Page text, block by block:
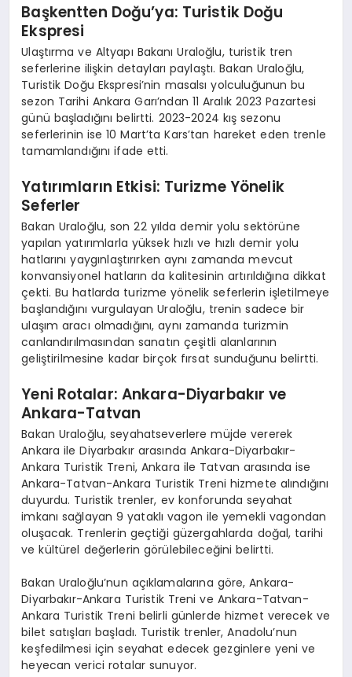
Başkentten Doğu’ya: Turistik Doğu
Ekspresi
Ulaştırma ve Altyapı Bakanı Uraloğlu, turistik tren
seferlerine ilişkin detayları paylaştı. Bakan Uraloğlu,
Turistik Doğu Ekspresi’nin masalsı yolculuğunun bu
sezon Tarihi Ankara Garı’ndan 11 Aralık 2023 Pazartesi
günü başladığını belirtti. 2023-2024 kış sezonu
seferlerinin ise 10 Mart’ta Kars’tan hareket eden trenle
tamamlandığını ifade etti.
Yatırımların Etkisi: Turizme Yönelik
Seferler
Bakan Uraloğlu, son 22 yılda demir yolu sektörüne
yapılan yatırımlarla yüksek hızlı ve hızlı demir yolu
hatlarını yaygınlaştırırken aynı zamanda mevcut
konvansiyonel hatların da kalitesinin artırıldığına dikkat
çekti. Bu hatlarda turizme yönelik seferlerin işletilmeye
başlandığını vurgulayan Uraloğlu, trenin sadece bir
ulaşım aracı olmadığını, aynı zamanda turizmin
canlandırılmasından sanatın çeşitli alanlarının
geliştirilmesine kadar birçok fırsat sunduğunu belirtti.
Yeni Rotalar: Ankara-Diyarbakır ve
Ankara-Tatvan
Bakan Uraloğlu, seyahatseverlere müjde vererek
Ankara ile Diyarbakır arasında Ankara-Diyarbakır-
Ankara Turistik Treni, Ankara ile Tatvan arasında ise
Ankara-Tatvan-Ankara Turistik Treni hizmete alındığını
duyurdu. Turistik trenler, ev konforunda seyahat
imkanı sağlayan 9 yataklı vagon ile yemekli vagondan
oluşacak. Trenlerin geçtiği güzergahlarda doğal, tarihi
ve kültürel değerlerin görülebileceğini belirtti.
Bakan Uraloğlu’nun açıklamalarına göre, Ankara-
Diyarbakır-Ankara Turistik Treni ve Ankara-Tatvan-
Ankara Turistik Treni belirli günlerde hizmet verecek ve
bilet satışları başladı. Turistik trenler, Anadolu’nun
keşfedilmesi için seyahat edecek gezginlere yeni ve
heyecan verici rotalar sunuyor.